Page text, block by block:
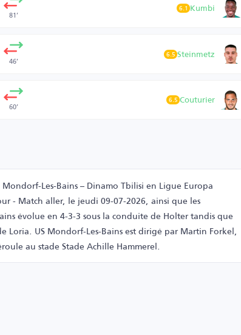
81’ Kumbi
6.1
46’ Steinmetz
6.5
60’ Couturier
6.5
Les-Bains – Dinamo Tbilisi en Ligue Europa
- Match aller, le jeudi 09-07-2026, ainsi que les
évolue en 4-3-3 sous la conduite de Holter tandis que
Loria. US Mondorf-Les-Bains est dirigé par Martin Forkel,
au stade Stade Achille Hammerel.